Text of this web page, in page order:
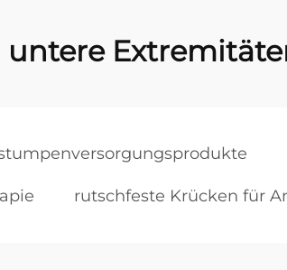
untere
rutschfeste Krücken für